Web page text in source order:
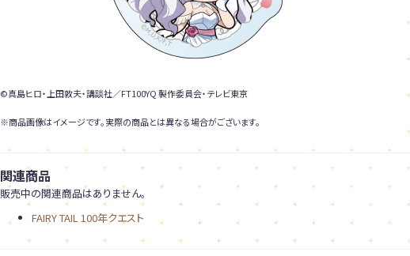
©真島ヒロ・上田敦夫・講談社／FT100YQ 製作委員会・テレビ東京
※商品画像はイメージです。実際の商品とは異なる場合がございます。
関連商品
販売中の関連商品はありません。
FAIRY TAIL 100年クエスト